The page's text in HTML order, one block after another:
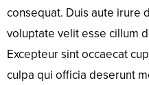
consequat. Duis aute irure
voluptate velit esse cillum
Excepteur sint occaecat
culpa qui officia deserunt